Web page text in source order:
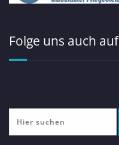
Folge uns auch auf